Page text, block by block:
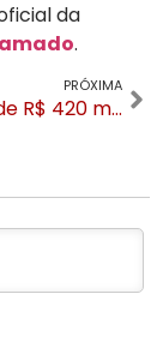
da
.
PRÓXIMA
Impacto de R$ 420 milhões: Os números que consagram o 40° Natal Luz de Gramado